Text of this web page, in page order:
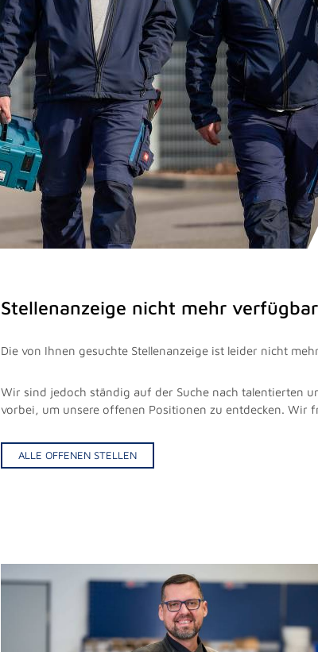
Stellenanzeige nicht mehr
Die von Ihnen gesuchte Stellenanzeige ist leider nicht
Wir sind jedoch ständig auf der Suche nach talentierten
vorbei, um unsere offenen Positionen zu entdecken. Wir
ALLE OFFENEN STELLEN